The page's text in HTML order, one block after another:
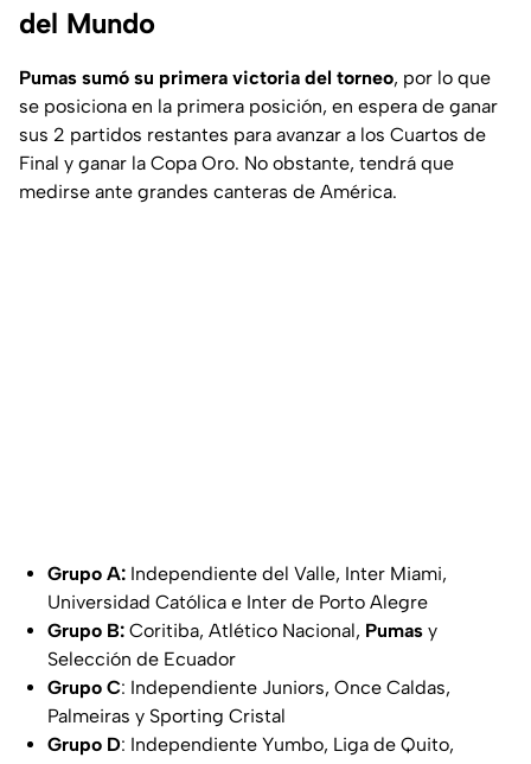
del Mundo
Pumas sumó su primera victoria del torneo, por lo que
se posiciona en la primera posición, en espera de ganar
sus 2 partidos restantes para avanzar a los Cuartos de
Final y ganar la Copa Oro. No obstante, tendrá que
medirse ante grandes canteras de América.
Grupo A: Independiente del Valle, Inter Miami,
Universidad Católica e Inter de Porto Alegre
Grupo B: Coritiba, Atlético Nacional, Pumas y
Selección de Ecuador
Grupo C: Independiente Juniors, Once Caldas,
Palmeiras y Sporting Cristal
Grupo D: Independiente Yumbo, Liga de Quito,